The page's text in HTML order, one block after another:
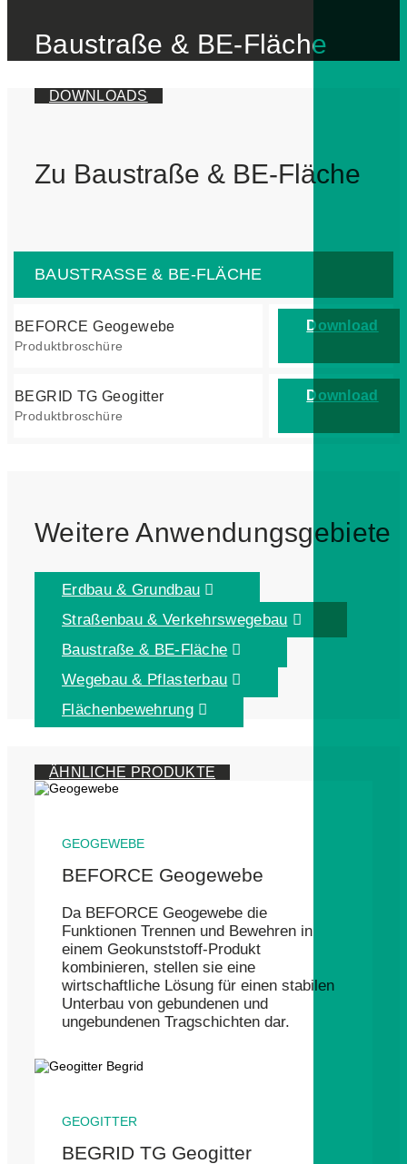
Baustraße & BE-Fläche
DOWNLOADS
Zu Baustraße & BE-Fläche
BAUSTRASSE & BE-FLÄCHE
BEFORCE Geogewebe
Produktbroschüre
Download
BEGRID TG Geogitter
Produktbroschüre
Download
Weitere Anwendungsgebiete
Erdbau & Grundbau
Straßenbau & Verkehrswegebau
Baustraße & BE-Fläche
Wegebau & Pflasterbau
Flächenbewehrung
ÄHNLICHE PRODUKTE
GEOGEWEBE
BEFORCE Geogewebe
Da BEFORCE Geogewebe die
Funktionen Trennen und Bewehren in
einem Geokunststoff-Produkt
kombinieren, stellen sie eine
wirtschaftliche Lösung für einen stabilen
Unterbau von gebundenen und
ungebundenen Tragschichten dar.
GEOGITTER
BEGRID TG Geogitter